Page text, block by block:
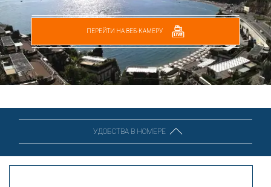
ПЕРЕЙТИ НА ВЕБ-КАМЕРУ
УДОБСТВА В НОМЕРЕ